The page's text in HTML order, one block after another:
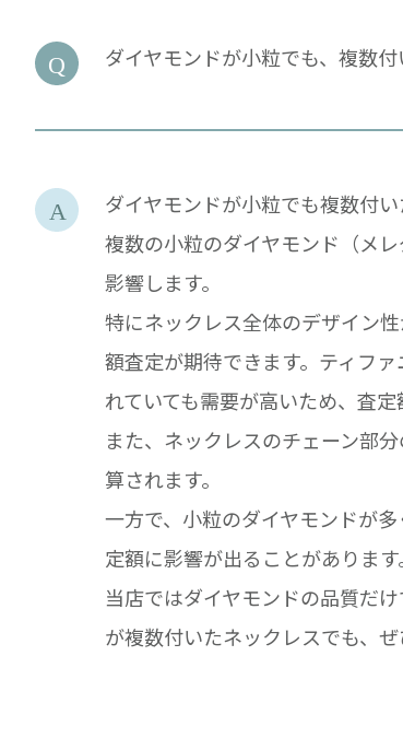
ダイヤモンドが小粒でも、複数
ダイヤモンドが小粒でも複数付
複数の小粒のダイヤモンド（メ
影響します。
特にネックレス全体のデザイン
額査定が期待できます。ティフ
れていても需要が高いため、査
また、ネックレスのチェーン部
算されます。
一方で、小粒のダイヤモンドが
定額に影響が出ることがあります
当店ではダイヤモンドの品質だ
が複数付いたネックレスでも、